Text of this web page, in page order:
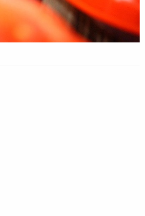
Госсовета